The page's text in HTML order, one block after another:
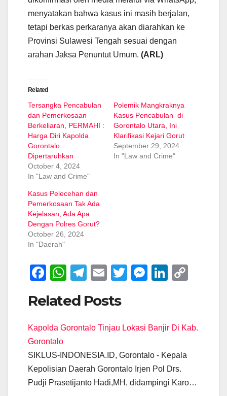
menyatakan bahwa kasus ini masih berjalan,
tetapi berkas perkaranya akan diarahkan ke
Provinsi Sulawesi Tengah sesuai dengan
arahan Jaksa Penuntut Umum. (ARL)
Related
Tersangka Pencabulan
dan Pemerkosaan
Berkeliaran, PERMAHI :
Harga Diri Kapolda
Gorontalo
Dipertaruhkan
October 4, 2024
In "Law and Crime"
Polemik Mangkraknya
Kasus Pencabulan di
Gorontalo Utara, Ini
Klarifikasi Kejari Gorut
September 29, 2024
In "Law and Crime"
Kasus Pelecehan dan
Pemerkosaan Tak Ada
Kejelasan, Ada Apa
Dengan Polres Gorut?
October 26, 2024
In "Daerah"
F
c
e
b
o
o
k
W
at
s
p
p
T
e
gr
m
E
ail
T
er
M
e
g
er
Li
e
n
y
Related Posts
Kapolda Gorontalo Tinjau Lokasi Banjir Di Kab.
Gorontalo
SIKLUS-INDONESIA.ID, Gorontalo - Kepala
Kepolisian Daerah Gorontalo Irjen Pol Drs.
Pudji Prasetijanto Hadi,MH, didampingi Karo…